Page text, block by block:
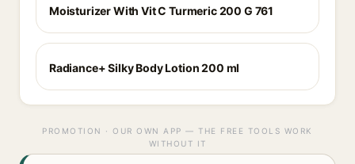
Moisturizer With Vit C Turmeric 200 G 761
Radiance+ Silky Body Lotion 200 ml
PROMOTION · OUR OWN APP — THE FREE TOOLS WORK
WITHOUT IT